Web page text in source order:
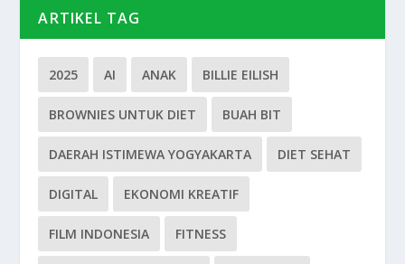
ARTIKEL TAG
2025 AI ANAK BILLIE EILISH
BROWNIES UNTUK DIET BUAH BIT
DAERAH ISTIMEWA YOGYAKARTA DIET SEHAT
DIGITAL EKONOMI KREATIF
FILM INDONESIA FITNESS